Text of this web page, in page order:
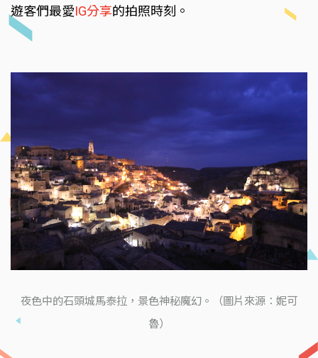
遊客們最愛IG分享的拍照時刻。
夜色中的石頭城馬泰拉，景色神秘魔幻。（圖片來源：妮可
魯）